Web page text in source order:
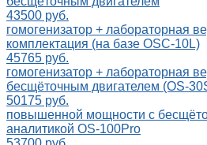
43500 руб.
гомогенизатор + лабораторная
комплектация (на базе OSC-10L)
45765 руб.
гомогенизатор + лабораторная
бесщёточным двигателем (OS-
50175 руб.
повышенной мощности с
аналитикой OS-100Pro